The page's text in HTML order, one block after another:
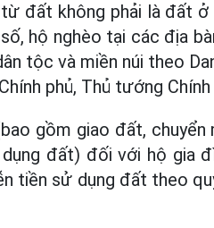
đất không phải là đất
hộ nghèo tại các địa
tộc và miền núi theo
phủ, Thủ tướng Chính
gồm giao đất, chuyển
đất) đối với hộ gia
tiền sử dụng đất theo